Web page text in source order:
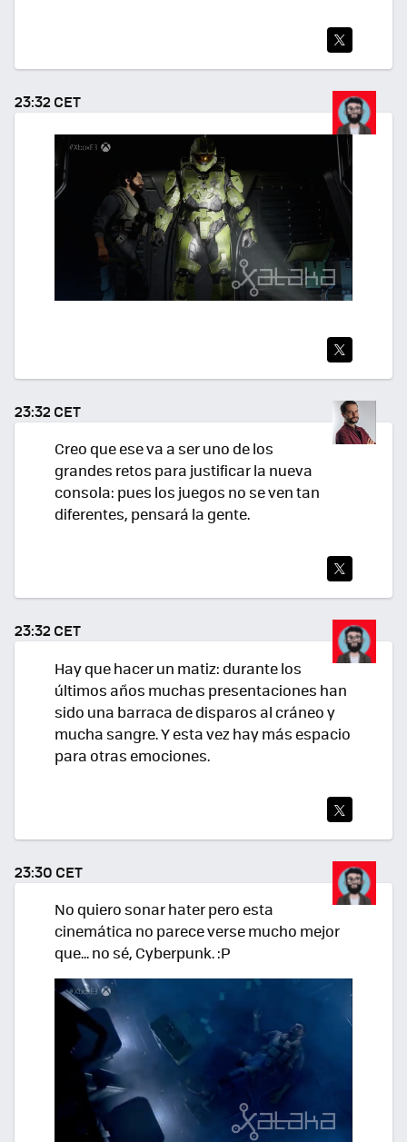
TEA
R
23:32 CET
TEA
R
23:32 CET
Creo que ese va a ser uno de los
grandes retos para justificar la nueva
consola: pues los juegos no se ven tan
diferentes, pensará la gente.
TWI
TEA
R
23:32 CET
Hay que hacer un matiz: durante los
últimos años muchas presentaciones han
sido una barraca de disparos al cráneo y
mucha sangre. Y esta vez hay más espacio
para otras emociones.
TEA
R
23:30 CET
No quiero sonar hater pero esta
cinemática no parece verse mucho mejor
que... no sé, Cyberpunk. :P